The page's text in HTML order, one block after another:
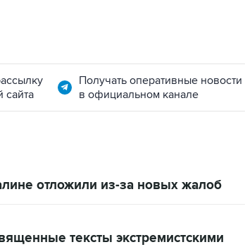
сайта
Получать оперативные новости
в официальном канале
отложили из-за новых жалоб
тексты экстремистскими